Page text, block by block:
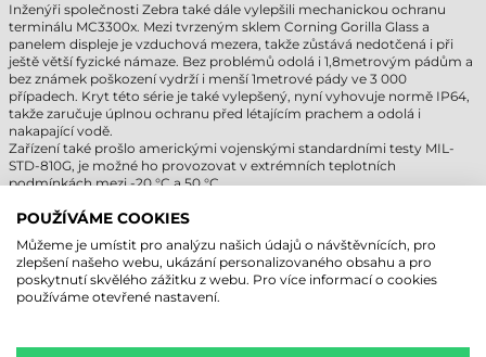
Inženýři společnosti Zebra také dále vylepšili mechanickou ochranu
terminálu MC3300x. Mezi tvrzeným sklem Corning Gorilla Glass a
panelem displeje je vzduchová mezera, takže zůstává nedotčená i při
ještě větší fyzické námaze. Bez problémů odolá i 1,8metrovým pádům a
bez známek poškození vydrží i menší 1metrové pády ve 3 000
případech. Kryt této série je také vylepšený, nyní vyhovuje normě IP64,
takže zaručuje úplnou ochranu před létajícím prachem a odolá i
nakapající vodě.
Zařízení také prošlo americkými vojenskými standardními testy MIL-
STD-810G, je možné ho provozovat v extrémních teplotních
podmínkách mezi -20 °C a 50 °C.
MOTOROLA/SYMBOL MC3300 VS. ZEBRA
MC3300X
Nový procesor:8jádrový procesor Qualcomm 2,2 GHz poskytuje
modernější platformu nejlepšího výkonu s víceletou zárukou.
POUŽÍVÁME COOKIES
Můžeme je umístit pro analýzu našich údajů o návštěvnících, pro
zlepšení našeho webu, ukázání personalizovaného obsahu a pro
poskytnutí skvělého zážitku z webu. Pro více informací o cookies
používáme otevřené nastavení.